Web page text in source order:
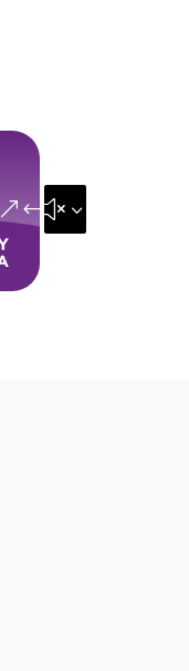
&#x35;